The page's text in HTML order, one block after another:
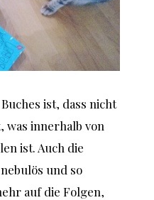
ist, dass nicht
was innerhalb von
ist. Auch die
und so
auf die Folgen,